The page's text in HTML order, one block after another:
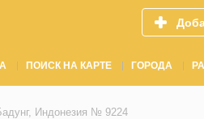
ПОИСК НА КАРТЕ ГОРОДА
Индонезия № 9224